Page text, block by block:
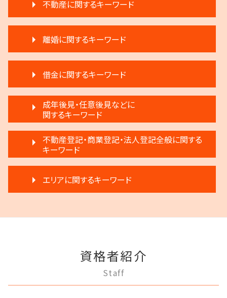
遺産分割 弁護士 メリット
生前贈与 弁護士
遺産分割 第三者
生前贈与 注意
相続登記 義務化 過去の相続
相続放棄 デメリット
執行人 遺言 相続
相続 争い
相続 遠方
遺言 執行しない
相続 分割
遺留分 計算
生前贈与とは 住宅
生前贈与 注意点
相続 弁護士
相続放棄
遺言 執行 期限
不動産に関するキーワード
賃料増額 調停申立書
不動産 弁護士
不動産 明け渡し 強制執行
不動産 明け渡し 期間
再開発 立ち退き
賃料増額 弁護士
賃料増額 借地借家法
家賃 滞納 引越し
不動産 生前贈与
退去 立会い トラブル
家賃 滞納 弁護士
不動産売買契約 注意点
家賃滞納 強制退去
家賃 滞納 対応
家賃 滞納 法的措置
離婚に関するキーワード
離婚 不受理届
離婚 不倫 慰謝料
離婚 話し合い
離婚 相手が拒否
調停離婚 慰謝料
離婚調停 不成立
離婚 円満調停
協議離婚 流れ
モラハラ 離婚したい
モラハラ 離婚 証拠
調停離婚 協議離婚
借金に関するキーワード
破産 法人
民事再生 個人
民事再生 個人 流れ
破産 弁護士
任意整理 銀行
民事再生 弁済
民事再生 弁済額
民事再生法 個人
個人再生 デメリット
借金 差し押さえ
成年後見・任意後見などに
関するキーワード
任意後見制度 家族信託
成年後見制度 費用
任意後見制度 メリット
任意後見制度 権利
任意後見制度 申し立て
成年後見制度 手続き
家族信託 弁護士
不動産登記・商業登記・法人登記全般に関する
キーワード
不動産登記 売買
法人登記 個人事業主
不動産登記法
法人登記 メリット
エリアに関するキーワード
狛江市 成年後見
稲城市 成年後見資格者紹介
Staff